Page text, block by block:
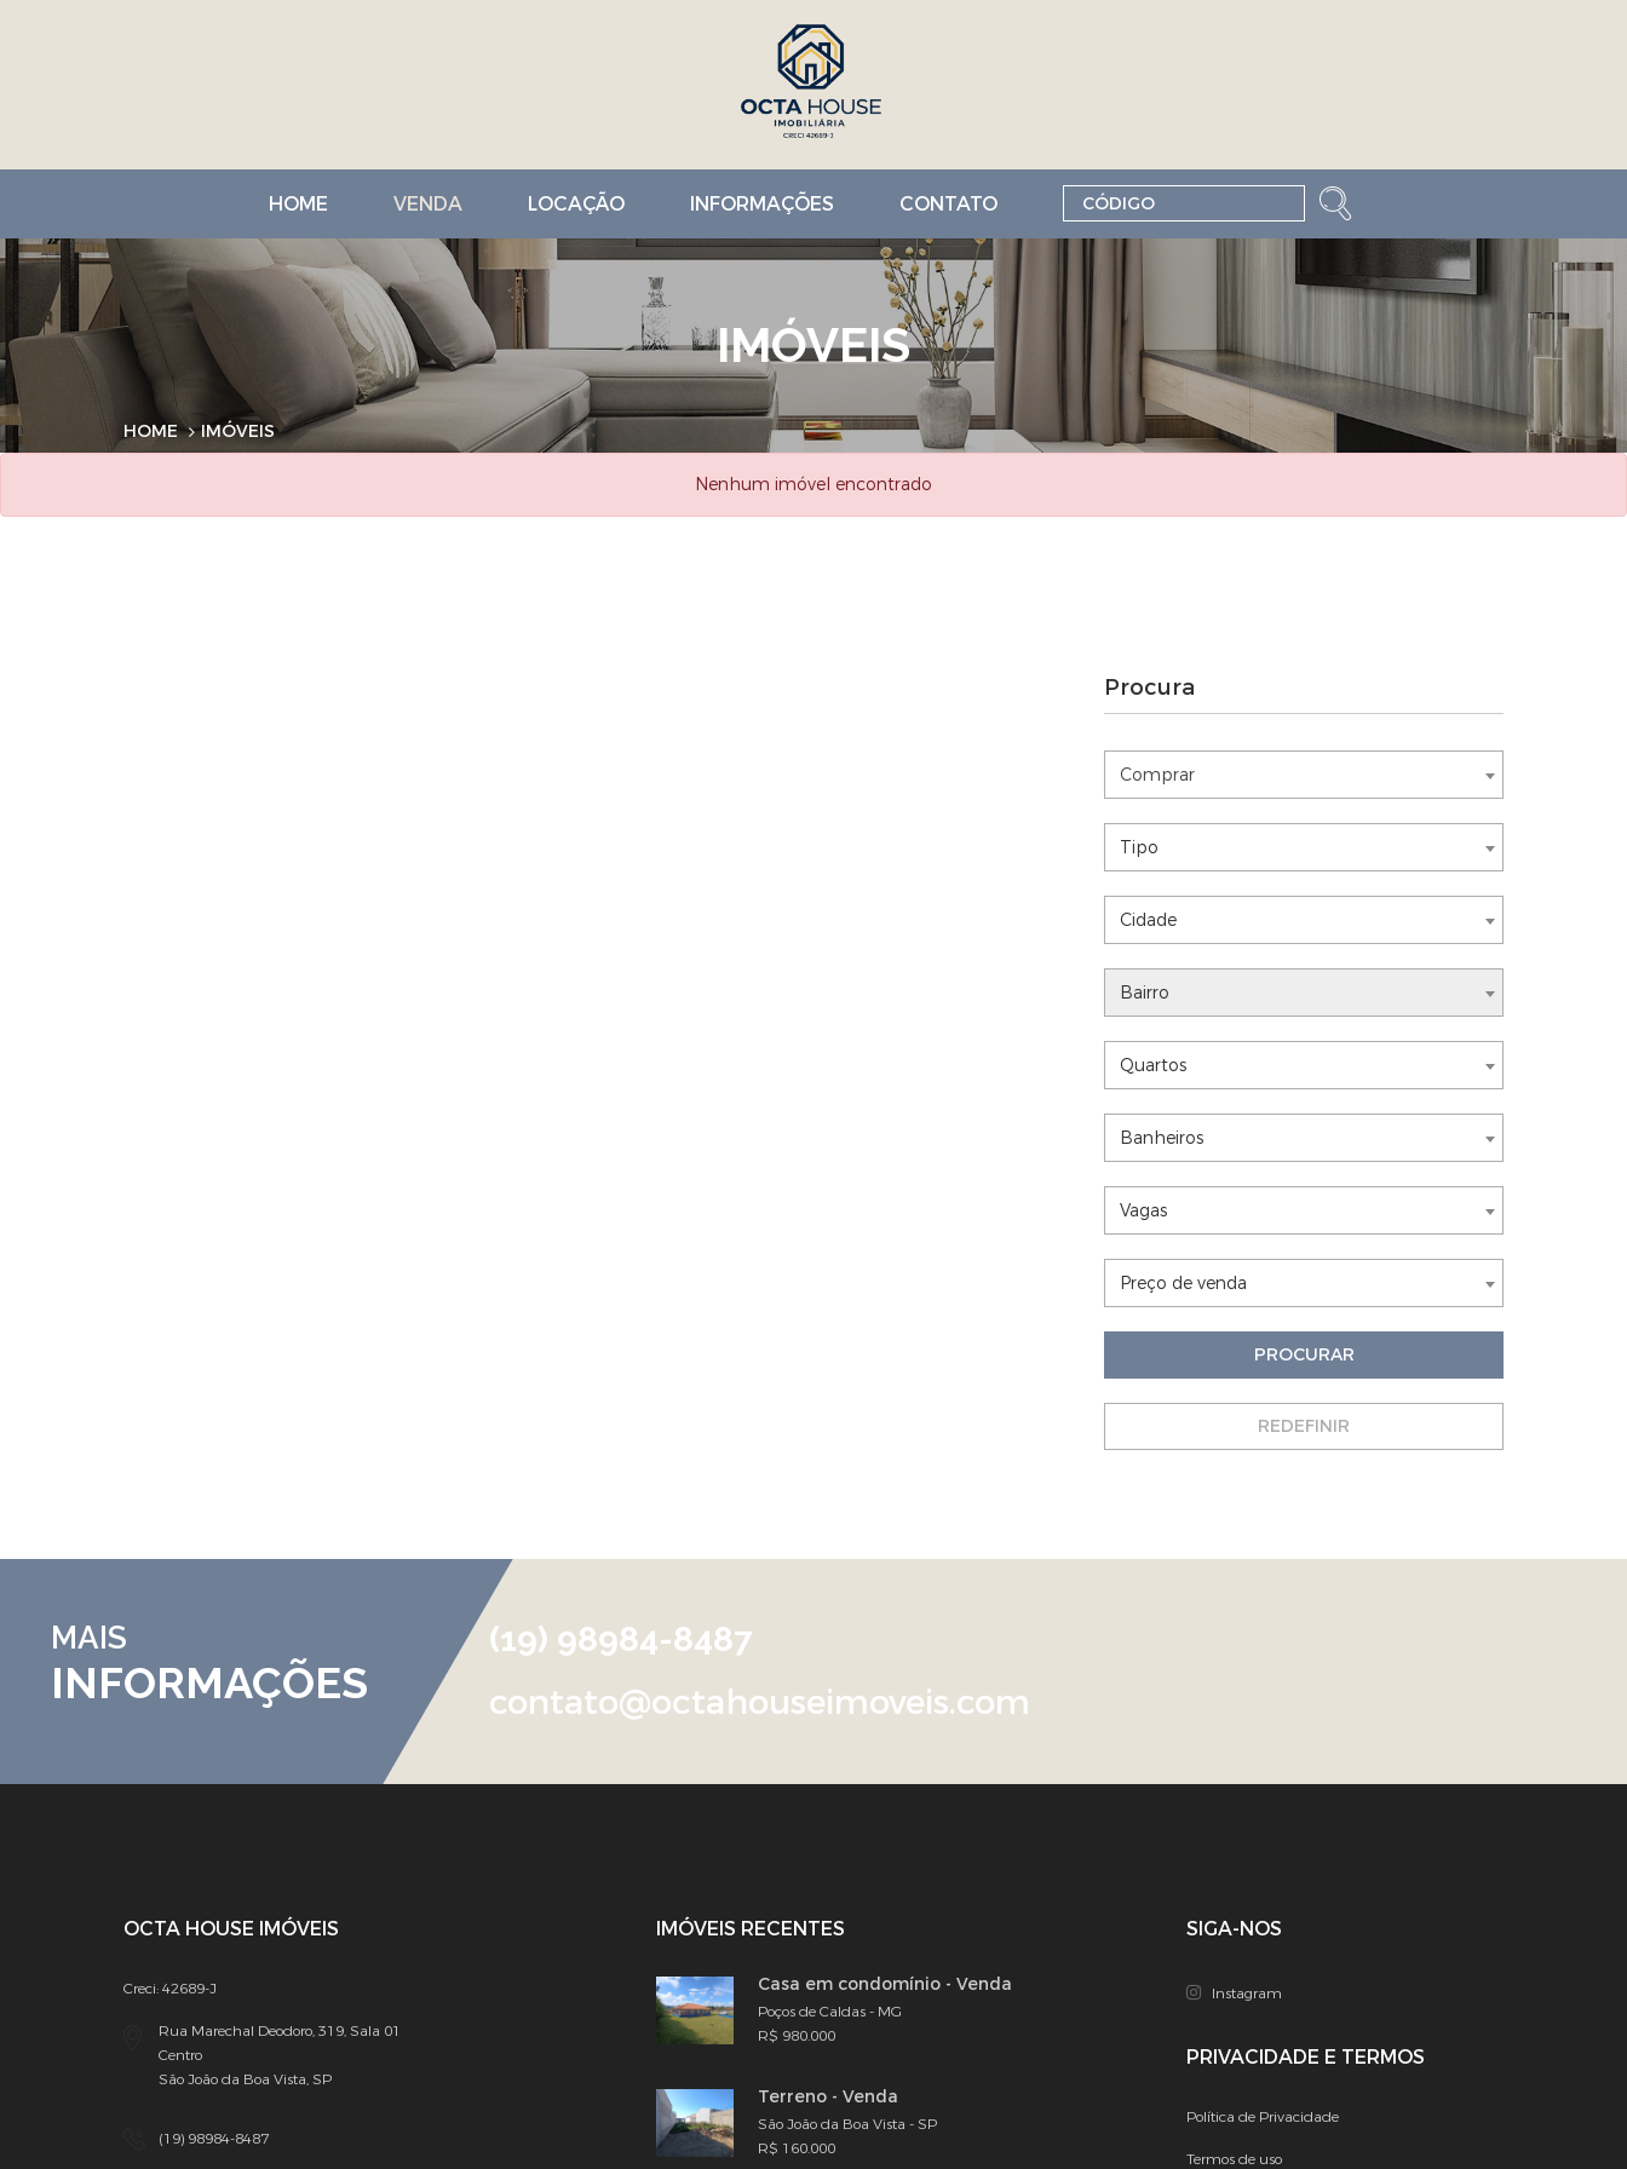
HOME VENDA LOCAÇÃO INFORMAÇÕES CONTATO
IMÓVEIS
HOME IMÓVEIS
Nenhum imóvel encontrado
Procura
Comprar
Comprar
Nothing selected
Tipo
Nothing selected
Cidade
Nothing selected
Bairro
Nothing selected
Quartos
Nothing selected
Banheiros
Nothing selected
Vagas
Nothing selected
Preço de venda
PROCURAR
REDEFINIR
MAIS
INFORMAÇÕES
(19) 98984-8487
contato@octahouseimoveis.com
OCTA HOUSE IMÓVEIS
Creci: 42689-J
Rua Marechal Deodoro, 319, Sala 01
Centro
São João da Boa Vista, SP
(19) 98984-8487
IMÓVEIS RECENTES
Casa em condomínio - Venda
Poços de Caldas - MG
R$ 980.000
Terreno - Venda
São João da Boa Vista - SP
R$ 160.000
SIGA-NOS
Instagram
PRIVACIDADE E TERMOS
Política de Privacidade
Termos de uso